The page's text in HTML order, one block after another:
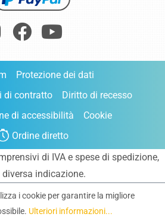
Protezione dei dati
di contratto
Diritto di recesso
di accessibilità
Cookie
Ordine diretto
di IVA e spese di spedizione,
indicazione.
i cookie per garantire la migliore
Ulteriori informazioni...